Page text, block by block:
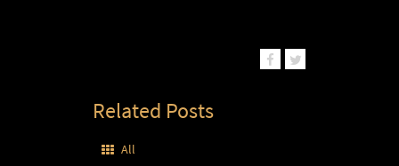
Related Posts
All